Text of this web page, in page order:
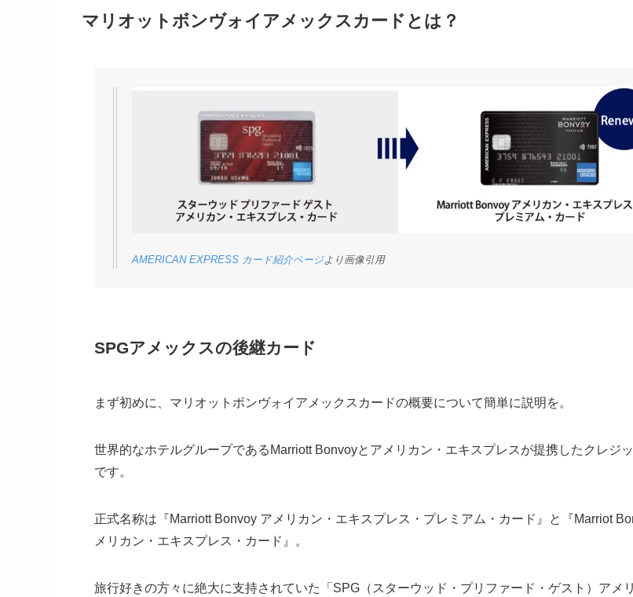
マリオットボンヴォイアメックスカードとは？
AMERICAN EXPRESS カード紹介ページより画像引用
SPGアメックスの後継カード
まず初めに、マリオットボンヴォイアメックスカードの概要について簡単に説明を。
世界的なホテルグループであるMarriott Bonvoyとアメリカン・エキスプレスが提携したクレジ
です。
正式名称は『Marriott Bonvoy アメリカン・エキスプレス・プレミアム・カード』と『Marriot
メリカン・エキスプレス・カード』。
旅行好きの方々に絶大に支持されていた「SPG（スターウッド・プリファード・ゲスト）アメ